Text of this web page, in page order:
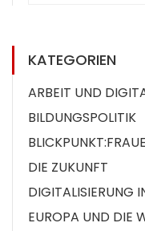
KATEGORIEN
ARBEIT UND
BILDUNGSPOLITIK
DIE ZUKUNFT
DIGITALISIERUNG
EUROPA UND DIE